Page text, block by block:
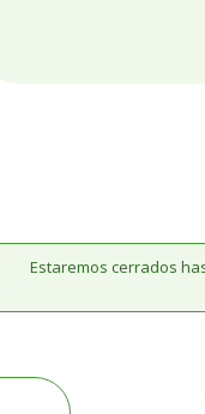
Estaremos cerrados